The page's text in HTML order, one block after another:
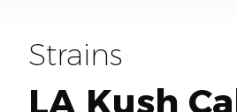
Strains
LA Kush